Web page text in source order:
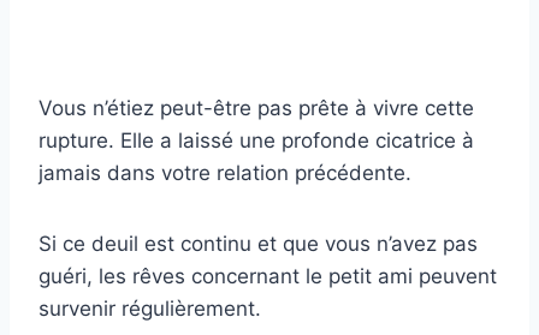
Vous n’étiez peut-être pas prête à vivre cette
rupture. Elle a laissé une profonde cicatrice à
jamais dans votre relation précédente.
Si ce deuil est continu et que vous n’avez pas
guéri, les rêves concernant le petit ami peuvent
survenir régulièrement.